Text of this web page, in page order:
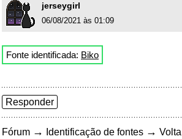
jerseygirl
06/08/2021 às 01:09
Fonte identificada: Biko
Responder
Fórum → Identificação de fontes →